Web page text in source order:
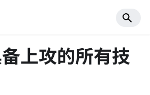
上攻的所有技